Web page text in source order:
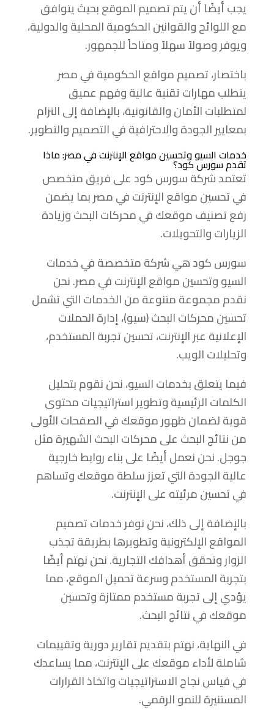
يجب أيضًا أن يتم تصميم الموقع بحيث يتوافق
مع اللوائح والقوانين الحكومية المحلية والدولية،
ويوفر وصولاً سهلاً ومتاحاً للجمهور.
باختصار، تصميم مواقع الحكومية في مصر
يتطلب مهارات تقنية عالية وفهم عميق
لمتطلبات الأمان والقانونية، بالإضافة إلى التزام
بمعايير الجودة والاحترافية في التصميم والتطوير.
خدمات السيو وتحسين مواقع الإنترنت في مصر: ماذا
تقدم سورس كود؟
تعتمد شركة سورس كود على فريق متخصص
في تحسين مواقع الإنترنت في مصر بما يضمن
رفع تصنيف موقعك في محركات البحث وزيادة
الزيارات والتحويلات.
سورس كود هي شركة متخصصة في خدمات
السيو وتحسين مواقع الإنترنت في مصر. نحن
نقدم مجموعة متنوعة من الخدمات التي تشمل
تحسين محركات البحث (سيو)، إدارة الحملات
الإعلانية عبر الإنترنت، تحسين تجربة المستخدم،
وتحليلات الويب.
فيما يتعلق بخدمات السيو، نحن نقوم بتحليل
الكلمات الرئيسية وتطوير استراتيجيات محتوى
قوية لضمان ظهور موقعك في الصفحات الأولى
من نتائج البحث على محركات البحث الشهيرة مثل
جوجل. نحن نعمل أيضًا على بناء روابط خارجية
عالية الجودة التي تعزز سلطة موقعك وتساهم
في تحسين مرئيته على الإنترنت.
بالإضافة إلى ذلك، نحن نوفر خدمات تصميم
المواقع الإلكترونية وتطويرها بطريقة تجذب
الزوار وتحقق أهدافك التجارية. نحن نهتم أيضًا
بتجربة المستخدم وسرعة تحميل الموقع، مما
يؤدي إلى تجربة مستخدم ممتازة وتحسين
موقعك في نتائج البحث.
في النهاية، نهتم بتقديم تقارير دورية وتقييمات
شاملة لأداء موقعك على الإنترنت، مما يساعدك
في قياس نجاح الاستراتيجيات واتخاذ القرارات
المستنيرة للنمو الرقمي.